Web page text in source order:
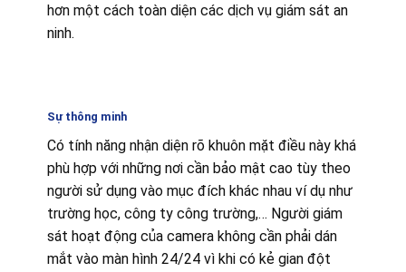
hơn một cách toàn diện các dịch vụ giám sát an
ninh.
Sự thông minh
Có tính năng nhận diện rõ khuôn mặt điều này khá
phù hợp với những nơi cần bảo mật cao tùy theo
người sử dụng vào mục đích khác nhau ví dụ như
trường học, công ty công trường,… Người giám
sát hoạt động của camera không cần phải dán
mắt vào màn hình 24/24 vì khi có kẻ gian đột